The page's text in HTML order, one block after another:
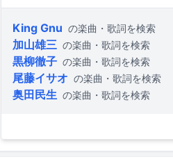
King Gnu の楽曲・歌詞を検索
加山雄三 の楽曲・歌詞を検索
黒柳徹子 の楽曲・歌詞を検索
尾藤イサオ の楽曲・歌詞を検索
奥田民生 の楽曲・歌詞を検索